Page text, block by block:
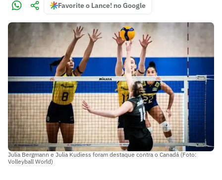
Favorite o Lance! no Google
Julia Bergmann e Julia Kudiess foram destaque contra o Canadá (Foto:
Volleyball World)